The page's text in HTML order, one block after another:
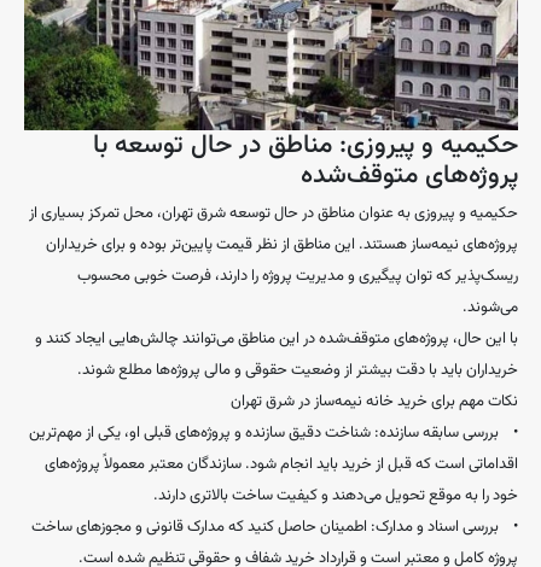
حکیمیه و پیروزی: مناطق در حال توسعه با
پروژه‌های متوقف‌شده
حکیمیه و پیروزی به عنوان مناطق در حال توسعه شرق تهران، محل تمرکز بسیاری از
پروژه‌های نیمه‌ساز هستند. این مناطق از نظر قیمت پایین‌تر بوده و برای خریداران
ریسک‌پذیر که توان پیگیری و مدیریت پروژه را دارند، فرصت خوبی محسوب
می‌شوند.
با این حال، پروژه‌های متوقف‌شده در این مناطق می‌توانند چالش‌هایی ایجاد کنند و
خریداران باید با دقت بیشتر از وضعیت حقوقی و مالی پروژه‌ها مطلع شوند.
نکات مهم برای خرید خانه نیمه‌ساز در شرق تهران
• بررسی سابقه سازنده: شناخت دقیق سازنده و پروژه‌های قبلی او، یکی از مهم‌ترین
اقداماتی است که قبل از خرید باید انجام شود. سازندگان معتبر معمولاً پروژه‌های
خود را به موقع تحویل می‌دهند و کیفیت ساخت بالاتری دارند.
• بررسی اسناد و مدارک: اطمینان حاصل کنید که مدارک قانونی و مجوزهای ساخت
پروژه کامل و معتبر است و قرارداد خرید شفاف و حقوقی تنظیم شده است.